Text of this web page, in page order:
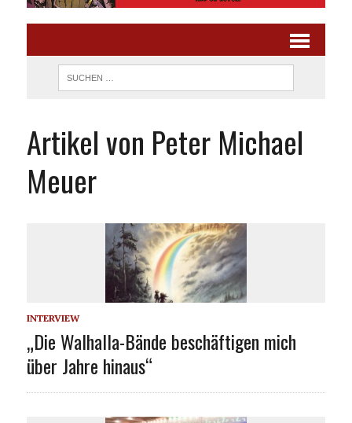
Artikel von Peter Michael
Meuer
INTERVIEW
„Die Walhalla-Bände beschäftigen mich
über Jahre hinaus“